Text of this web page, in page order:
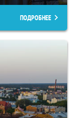
ПОДРОБНЕЕ